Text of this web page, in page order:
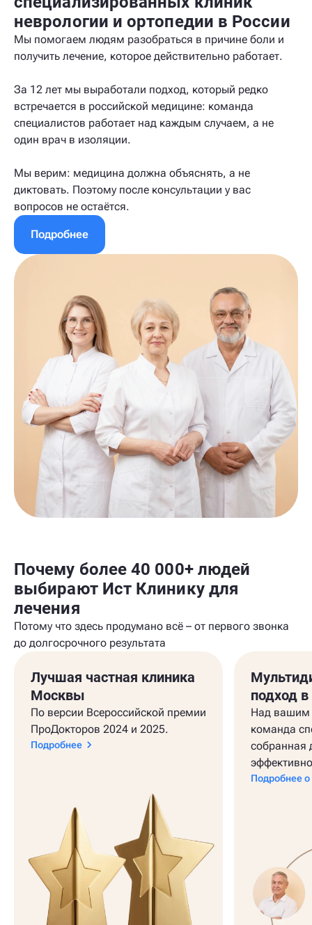
неврологии и ортопедии в России
Мы помогаем людям разобраться в причине боли и
получить лечение, которое действительно работает.
За 12 лет мы выработали подход, который редко
встречается в российской медицине: команда
специалистов работает над каждым случаем, а не
один врач в изоляции.
Мы верим: медицина должна объяснять, а не
диктовать. Поэтому после консультации у вас
вопросов не остаётся.
Подробнее
Почему более 40 000+ людей
выбирают Ист Клинику для
лечения
Потому что здесь продумано всё – от первого звонка
до долгосрочного результата
Лучшая частная клиника
Москвы
По версии Всероссийской премии
ПроДокторов 2024 и 2025.
Подробнее
подход
Над вашим
команда
собранная
Подробнее о